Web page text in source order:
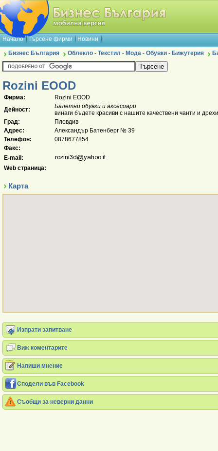
Начало Търсене фирми Новини
Бизнес България Облекло - Текстил - Мода - Обувки - Бижутерия
Rozini EOOD
Фирма:
Rozini EOOD
Дейност:
Балетни обувки и аксесоари
винаги бъдете красиви с нашите качествени чанти и
Град:
Пловдив
Адрес:
Александър Батенберг № 39
Телефон:
0878677854
Факс:
E-mail:
Web страница:
Карта
Изпрати запитване
Виж коментарите
Напиши мнение
Сподели във Facebook
Съобщи за неверни данни